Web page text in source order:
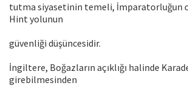
tutma siyasetinin temeli, İmparatorluğun
Hint yolunun
güvenliği düşüncesidir.
İngiltere, Boğazların açıklığı halinde
girebilmesinden